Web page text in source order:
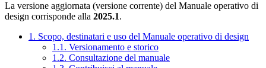
La versione aggiornata (versione corrente) del Manuale operativo di
design corrisponde alla 2025.1.
1. Scopo, destinatari e uso del Manuale operativo di design
1.1. Versionamento e storico
1.2. Consultazione del manuale